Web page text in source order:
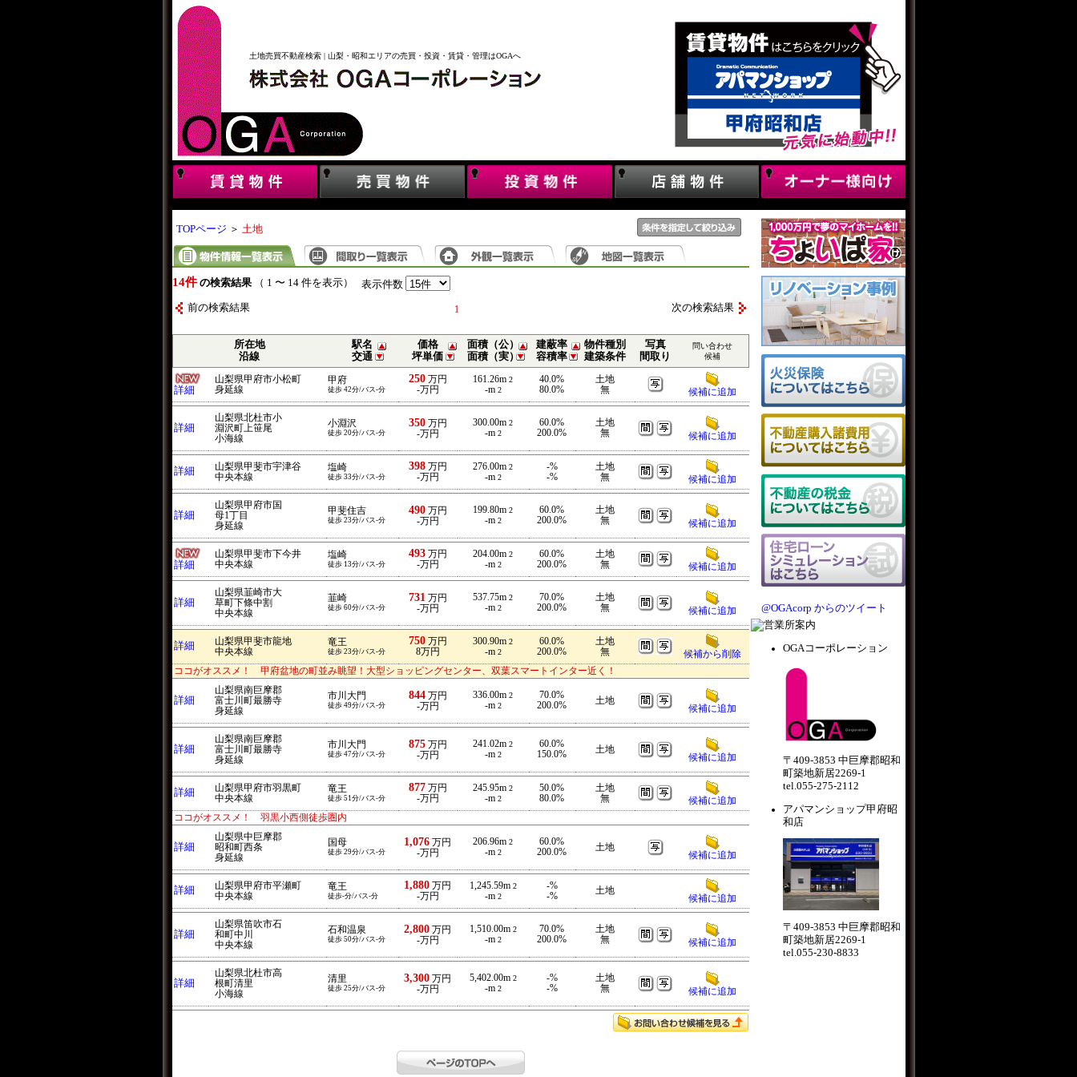
土地売買不動産検索 | 山梨・昭和エリアの売買・投資・賃貸・管理はOGAへ
@OGAcorp からのツイート
OGAコーポレーション
〒409-3853 中巨摩郡昭和
町築地新居2269-1
tel.055-275-2112
アパマンショップ甲府昭
和店
〒409-3853 中巨摩郡昭和
町築地新居2269-1
tel.055-230-8833
TOPページ ＞ 土地
14件 の検索結果（ 1 〜 14 件を表示） 表示件数
前の検索結果 1 次の検索結果
所在地
沿線
駅名
交通
価格
坪単価
面積（公）
面積（実）
建蔽率
容積率
物件種別
建築条件
写真
間取り
問い合わせ
候補
詳細
山梨県甲府市小松町
身延線
甲府
徒歩 42分/バス-分
250万円
-万円
161.26m 2
-m 2
40.0%
80.0%
土地
無
候補に追加
詳細
山梨県北杜市小
淵沢町上笹尾
小海線
小淵沢
徒歩 20分/バス-分
350万円
-万円
300.00m 2
-m 2
60.0%
200.0%
土地
無
候補に追加
詳細
山梨県甲斐市宇津谷
中央本線
塩崎
徒歩 33分/バス-分
398万円
-万円
276.00m 2
-m 2
-%
-%
土地
無
候補に追加
詳細
山梨県甲府市国
母1丁目
身延線
甲斐住吉
徒歩 23分/バス-分
490万円
-万円
199.80m 2
-m 2
60.0%
200.0%
土地
無
候補に追加
詳細
山梨県甲斐市下今井
中央本線
塩崎
徒歩 13分/バス-分
493万円
-万円
204.00m 2
-m 2
60.0%
200.0%
土地
無
候補に追加
詳細
山梨県韮崎市大
草町下條中割
中央本線
韮崎
徒歩 60分/バス-分
731 万円
-万円
537.75m 2
-m 2
70.0%
200.0%
土地
無
候補に追加
詳細
山梨県甲斐市龍地
中央本線
竜王
徒歩 23分/バス-分
750万円
8万円
300.90m 2
-m 2
60.0%
200.0%
土地
無
候補から削除
ココがオススメ！ 甲府盆地の町並み眺望！大型ショッピングセンター、双葉スマートインター近く！
詳細
山梨県南巨摩郡
富士川町最勝寺
身延線
市川大門
徒歩 49分/バス-分
844万円
-万円
336.00m 2
-m 2
70.0%
200.0%
土地
候補に追加
詳細
山梨県南巨摩郡
富士川町最勝寺
身延線
市川大門
徒歩 47分/バス-分
875万円
-万円
241.02m 2
-m 2
60.0%
150.0%
土地
候補に追加
詳細
山梨県甲府市羽黒町
中央本線
竜王
徒歩 51分/バス-分
877万円
-万円
245.95m 2
-m 2
50.0%
80.0%
土地
無
候補に追加
ココがオススメ！ 羽黒小西側徒歩圏内
詳細
山梨県中巨摩郡
昭和町西条
身延線
国母
徒歩 29分/バス-分
1,076 万円
-万円
206.96m 2
-m 2
60.0%
200.0%
土地
候補に追加
詳細
山梨県甲府市平瀬町
中央本線
竜王
徒歩-分/バス-分
1,880 万円
-万円
1,245.59m 2
-m 2
-%
-%
土地
候補に追加
詳細
山梨県笛吹市石
和町中川
中央本線
石和温泉
徒歩 50分/バス-分
2,800 万円
-万円
1,510.00m 2
-m 2
70.0%
200.0%
土地
無
候補に追加
詳細
山梨県北杜市高
根町清里
小海線
清里
徒歩 25分/バス-分
3,300 万円
-万円
5,402.00m 2
-m 2
-%
-%
土地
無
候補に追加